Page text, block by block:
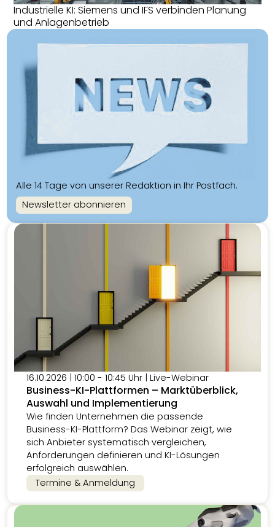
Industrielle KI: Siemens und IFS verbinden Planung
und Anlagenbetrieb
Alle 14 Tage von unserer Redaktion in Ihr Postfach.
Newsletter abonnieren
16.10.2026 | 10:00 - 10:45 Uhr | Live-Webinar
Business-KI-Plattformen – Marktüberblick,
Auswahl und Implementierung
Wie finden Unternehmen die passende
Business-KI-Plattform? Das Webinar zeigt, wie
sich Anbieter systematisch vergleichen,
Anforderungen definieren und KI-Lösungen
erfolgreich auswählen.
Termine & Anmeldung